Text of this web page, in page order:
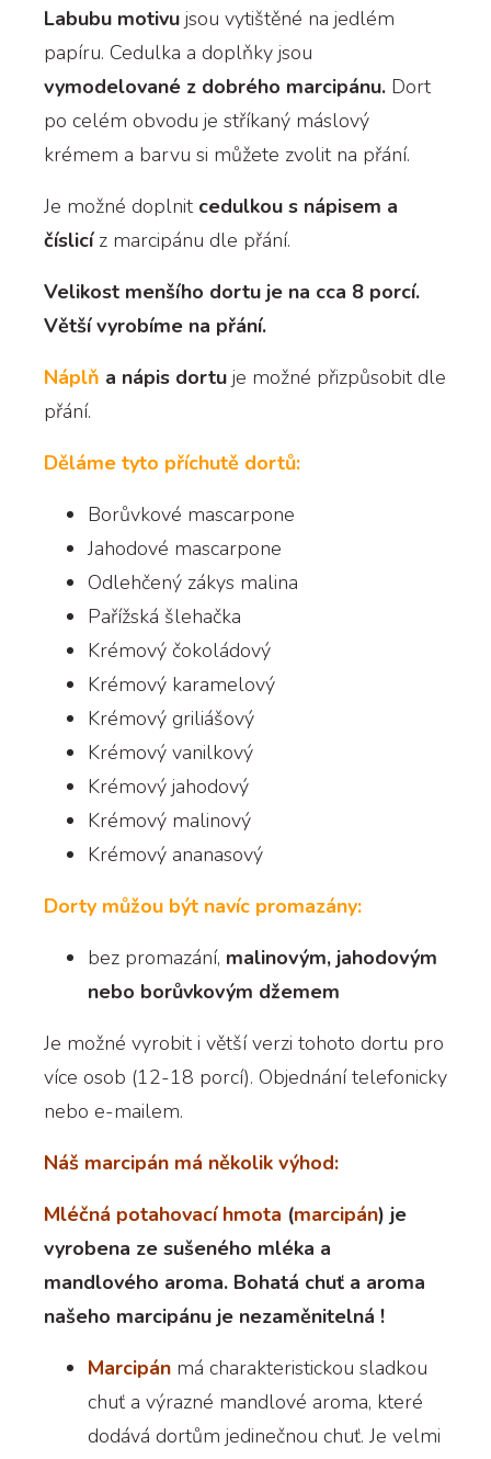
Labubu motivu jsou vytištěné na jedlém
papíru. Cedulka a doplňky jsou
vymodelované z dobrého marcipánu. Dort
po celém obvodu je stříkaný máslový
krémem a barvu si můžete zvolit na přání.
Je možné doplnit cedulkou s nápisem a
číslicíz marcipánu dle přání.
Velikost menšího dortu je na cca 8 porcí.
Větší vyrobíme na přání.
Náplň a nápis dortu je možné přizpůsobit dle
přání.
Děláme tyto příchutě dortů:
Borůvkové mascarpone
Jahodové mascarpone
Odlehčený zákys malina
Pařížská šlehačka
Krémový čokoládový
Krémový karamelový
Krémový griliášový
Krémový vanilkový
Krémový jahodový
Krémový malinový
Krémový ananasový
Dorty můžou být navíc promazány:
bez promazání, malinovým, jahodovým
nebo borůvkovým džemem
Je možné vyrobit i větší verzi tohoto dortu pro
více osob (12-18 porcí). Objednání telefonicky
nebo e-mailem.
Náš marcipán má několik výhod:
Mléčná potahovací hmota (marcipán) je
vyrobena ze sušeného mléka a
mandlového aroma. Bohatá chuť a aroma
našeho marcipánu je nezaměnitelná !
Marcipán má charakteristickou sladkou
chuť a výrazné mandlové aroma, které
dodává dortům jedinečnou chuť. Je velmi